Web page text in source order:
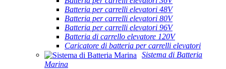
Batteria per carrelli elevatori 48V
Batteria per carrelli elevatori 80V
Batteria per carrelli elevatori 96V
Batteria di carrello elevatore 120V
Caricatore di batteria per carrelli elevatori
Sistema di Batteria
Marina